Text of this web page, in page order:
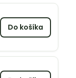
Do košíka